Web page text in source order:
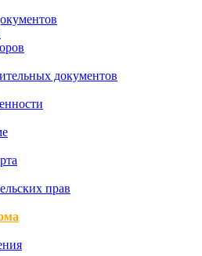
документов
прав